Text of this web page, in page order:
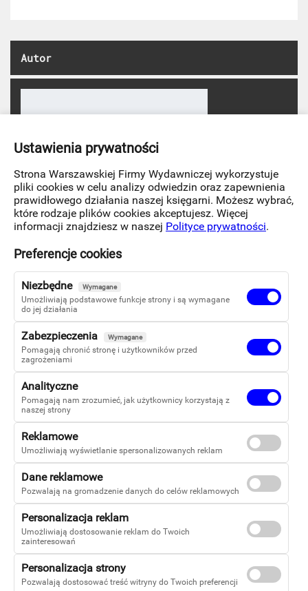
Autor
Katarzyna Tarasek
Warszawska Firma Wydawnicza Sp z o.o.
Facebook
Ustawienia prywatności
Strona Warszawskiej Firmy Wydawniczej wykorzystuje
pliki cookies w celu analizy odwiedzin oraz zapewnienia
prawidłowego działania naszej księgarni. Możesz wybrać,
które rodzaje plików cookies akceptujesz. Więcej
informacji znajdziesz w naszej Polityce prywatności.
Preferencje cookies
Niezbędne Wymagane
Umożliwiają podstawowe funkcje strony i są wymagane
do jej działania
Zabezpieczenia Wymagane
Pomagają chronić stronę i użytkowników przed
zagrożeniami
Analityczne
Pomagają nam zrozumieć, jak użytkownicy korzystają z
naszej strony
Reklamowe
Umożliwiają wyświetlanie spersonalizowanych reklam
Dane reklamowe
Pozwalają na gromadzenie danych do celów reklamowych
Personalizacja reklam
Umożliwiają dostosowanie reklam do Twoich
zainteresowań
Personalizacja strony
Pozwalają dostosować treść witryny do Twoich preferencji